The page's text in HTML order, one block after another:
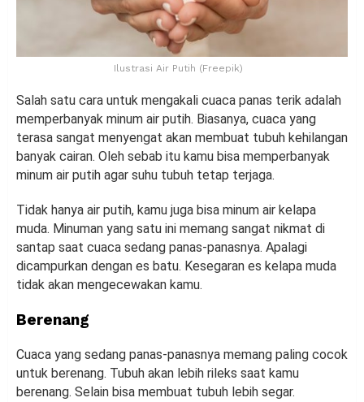
Ilustrasi Air Putih (Freepik)
Salah satu cara untuk mengakali cuaca panas terik adalah
memperbanyak minum air putih. Biasanya, cuaca yang
terasa sangat menyengat akan membuat tubuh kehilangan
banyak cairan. Oleh sebab itu kamu bisa memperbanyak
minum air putih agar suhu tubuh tetap terjaga.
Tidak hanya air putih, kamu juga bisa minum air kelapa
muda. Minuman yang satu ini memang sangat nikmat di
santap saat cuaca sedang panas-panasnya. Apalagi
dicampurkan dengan es batu. Kesegaran es kelapa muda
tidak akan mengecewakan kamu.
Berenang
Cuaca yang sedang panas-panasnya memang paling cocok
untuk berenang. Tubuh akan lebih rileks saat kamu
berenang. Selain bisa membuat tubuh lebih segar.